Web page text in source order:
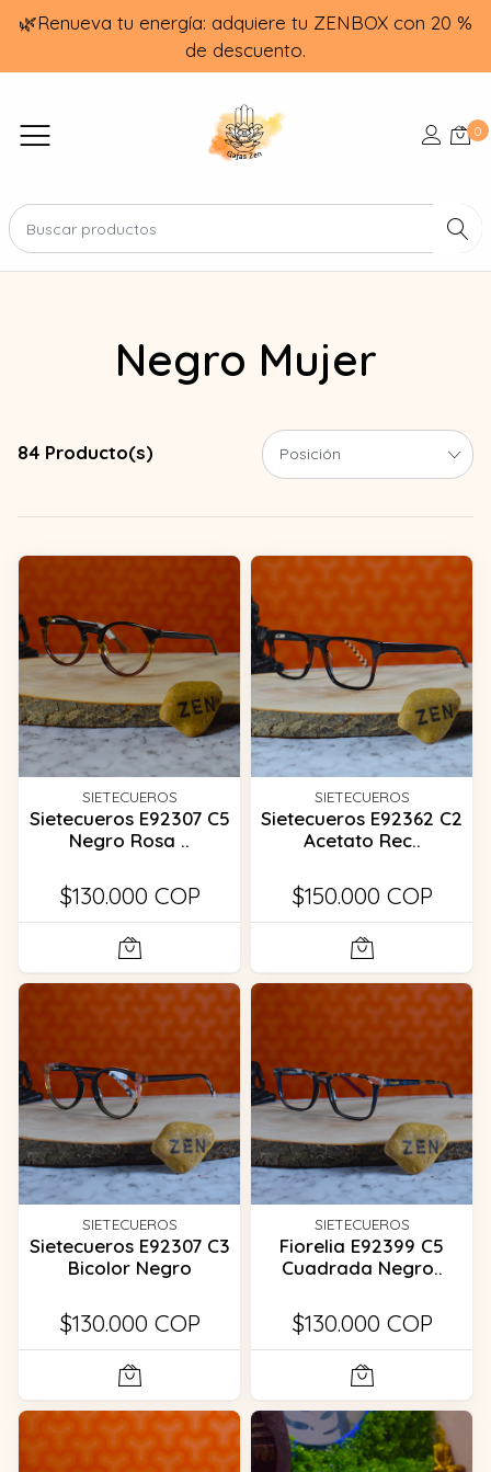
🌿Renueva tu energía: adquiere tu ZENBOX con 20 %
de descuento.
0
Negro Mujer
84 Producto(s)
SIETECUEROS
Sietecueros E92307 C5
Negro Rosa ..
$130.000 COP
SIETECUEROS
Sietecueros E92362 C2
Acetato Rec..
$150.000 COP
SIETECUEROS
Sietecueros E92307 C3
Bicolor Negro
$130.000 COP
SIETECUEROS
Fiorelia E92399 C5
Cuadrada Negro..
$130.000 COP